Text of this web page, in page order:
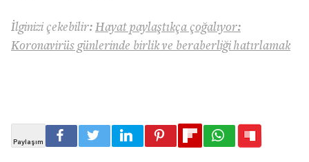
İlginizi çekebilir: Hayat paylaştıkça çoğalıyor:
Koronavirüs günlerinde birlik ve beraberliği hatırlamak